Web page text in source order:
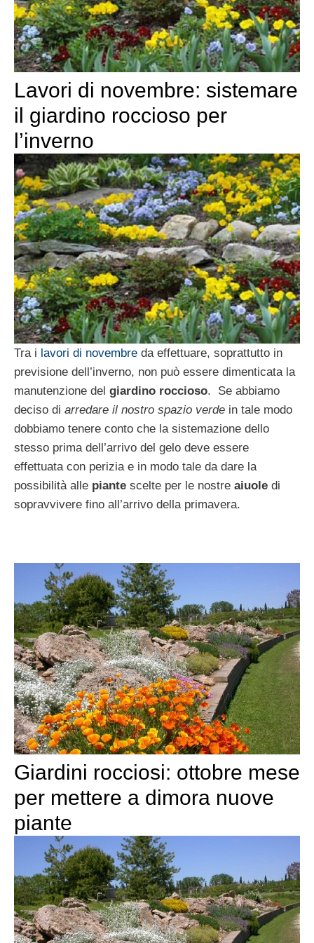
Lavori di novembre: sistemare
il giardino roccioso per
l’inverno
Tra i lavori di novembre da effettuare, soprattutto in
previsione dell’inverno, non può essere dimenticata la
manutenzione del giardino roccioso. Se abbiamo
deciso di arredare il nostro spazio verde in tale modo
dobbiamo tenere conto che la sistemazione dello
stesso prima dell’arrivo del gelo deve essere
effettuata con perizia e in modo tale da dare la
possibilità alle piante scelte per le nostre aiuole di
sopravvivere fino all’arrivo della primavera.
Giardini rocciosi: ottobre mese
per mettere a dimora nuove
piante